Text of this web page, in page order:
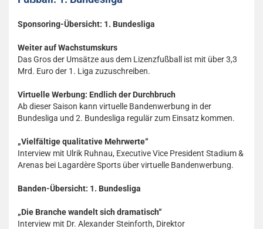
Sponsoring-Übersicht: 1. Bundesliga
Weiter auf Wachstumskurs
Das Gros der Umsätze aus dem Lizenzfußball ist mit über 3,3
Mrd. Euro der 1. Liga zuzuschreiben.
Virtuelle Werbung: Endlich der Durchbruch
Ab dieser Saison kann virtuelle Bandenwerbung in der
Bundesliga und 2. Bundesliga regulär zum Einsatz kommen.
„Vielfältige qualitative Mehrwerte“
Interview mit Ulrik Ruhnau, Executive Vice President Stadium &
Arenas bei Lagardère Sports über virtuelle Bandenwerbung.
Banden-Übersicht: 1. Bundesliga
„Die Branche wandelt sich dramatisch“
Interview mit Dr. Alexander Steinforth, Direktor